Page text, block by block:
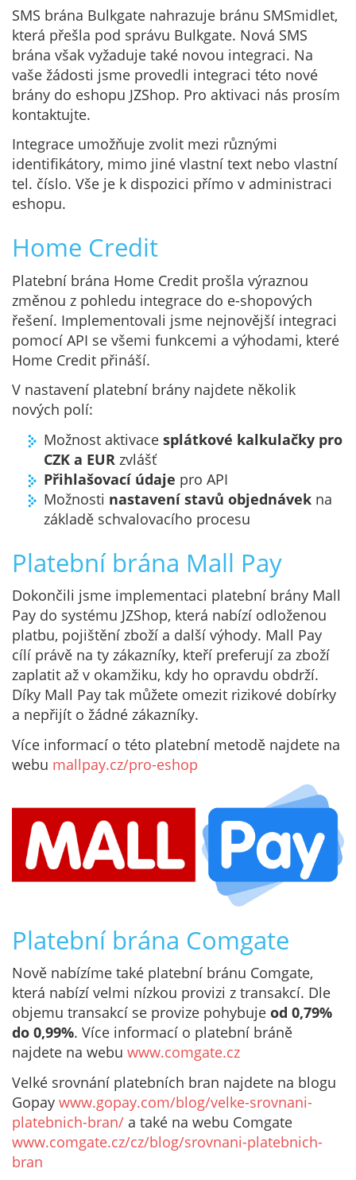
SMS brána Bulkgate nahrazuje bránu SMSmidlet,
která přešla pod správu Bulkgate. Nová SMS
brána však vyžaduje také novou integraci. Na
vaše žádosti jsme provedli integraci této nové
brány do eshopu JZShop. Pro aktivaci nás prosím
kontaktujte.
Integrace umožňuje zvolit mezi různými
identifikátory, mimo jiné vlastní text nebo vlastní
tel. číslo. Vše je k dispozici přímo v administraci
eshopu.
Home Credit
Platební brána Home Credit prošla výraznou
změnou z pohledu integrace do e-shopových
řešení. Implementovali jsme nejnovější integraci
pomocí API se všemi funkcemi a výhodami, které
Home Credit přináší.
V nastavení platební brány najdete několik
nových polí:
Možnost aktivace splátkové kalkulačky pro
CZK a EUR zvlášť
Přihlašovací údaje pro API
Možnosti nastavení stavů objednávek na
základě schvalovacího procesu
Platební brána Mall Pay
Dokončili jsme implementaci platební brány Mall
Pay do systému JZShop, která nabízí odloženou
platbu, pojištění zboží a další výhody. Mall Pay
cílí právě na ty zákazníky, kteří preferují za zboží
zaplatit až v okamžiku, kdy ho opravdu obdrží.
Díky Mall Pay tak můžete omezit rizikové dobírky
a nepřijít o žádné zákazníky.
Více informací o této platební metodě najdete na
webu mallpay.cz/pro-eshop
Platební brána Comgate
Nově nabízíme také platební bránu Comgate,
která nabízí velmi nízkou provizi z transakcí. Dle
objemu transakcí se provize pohybuje od 0,79%
do 0,99%. Více informací o platební bráně
najdete na webu www.comgate.cz
Velké srovnání platebních bran najdete na blogu
Gopay www.gopay.com/blog/velke-srovnani-
platebnich-bran/ a také na webu Comgate
www.comgate.cz/cz/blog/srovnani-platebnich-
bran